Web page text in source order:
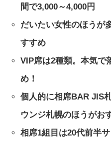
間で3,000～4,000円
だいたい女性のほうが
すすめ
VIP席は2種類。本気で
め！
個人的に相席BAR JIS
ウンジ札幌のほうがお
相席1組目は20代前半